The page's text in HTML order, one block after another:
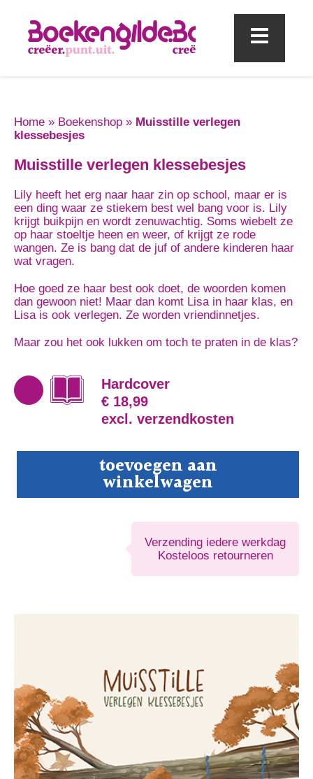
Home » Boekenshop » Muisstille verlegen
klessebesjes
Muisstille verlegen klessebesjes
Lily heeft het erg naar haar zin op school, maar er is
een ding waar ze stiekem best wel bang voor is. Lily
krijgt buikpijn en wordt zenuwachtig. Soms wiebelt ze
op haar stoeltje heen en weer, of krijgt ze rode
wangen. Ze is bang dat de juf of andere kinderen haar
wat vragen.
Hoe goed ze haar best ook doet, de woorden komen
dan gewoon niet! Maar dan komt Lisa in haar klas, en
Lisa is ook verlegen. Ze worden vriendinnetjes.
Maar zou het ook lukken om toch te praten in de klas?
Hardcover
€ 18,99
excl. verzendkosten
aantal
toevoegen aan
winkelwagen
Verzending iedere werkdag
Kosteloos retourneren